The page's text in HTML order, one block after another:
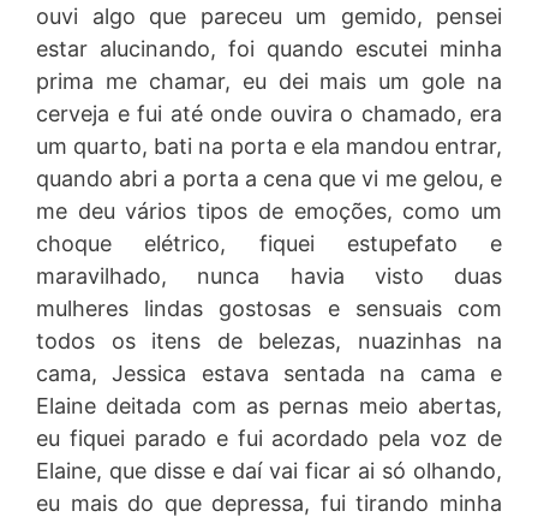
ouvi algo que pareceu um gemido, pensei
estar alucinando, foi quando escutei minha
prima me chamar, eu dei mais um gole na
cerveja e fui até onde ouvira o chamado, era
um quarto, bati na porta e ela mandou entrar,
quando abri a porta a cena que vi me gelou, e
me deu vários tipos de emoções, como um
choque elétrico, fiquei estupefato e
maravilhado, nunca havia visto duas
mulheres lindas gostosas e sensuais com
todos os itens de belezas, nuazinhas na
cama, Jessica estava sentada na cama e
Elaine deitada com as pernas meio abertas,
eu fiquei parado e fui acordado pela voz de
Elaine, que disse e daí vai ficar ai só olhando,
eu mais do que depressa, fui tirando minha